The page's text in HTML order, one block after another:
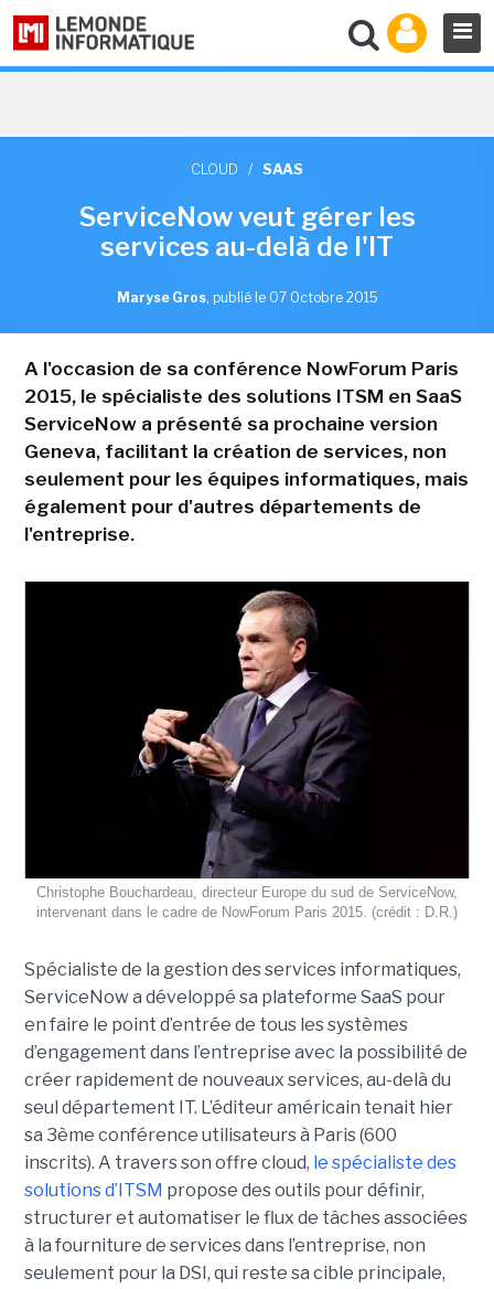
CLOUD / SAAS
ServiceNow veut gérer les
services au-delà de l'IT
Maryse Gros, publié le 07 Octobre 2015
A l'occasion de sa conférence NowForum Paris
2015, le spécialiste des solutions ITSM en SaaS
ServiceNow a présenté sa prochaine version
Geneva, facilitant la création de services, non
seulement pour les équipes informatiques, mais
également pour d'autres départements de
l'entreprise.
Christophe Bouchardeau, directeur Europe du sud de ServiceNow,
intervenant dans le cadre de NowForum Paris 2015. (crédit : D.R.)
Spécialiste de la gestion des services informatiques,
ServiceNow a développé sa plateforme SaaS pour
en faire le point d’entrée de tous les systèmes
d’engagement dans l’entreprise avec la possibilité de
créer rapidement de nouveaux services, au-delà du
seul département IT. L’éditeur américain tenait hier
sa 3ème conférence utilisateurs à Paris (600
inscrits). A travers son offre cloud, le spécialiste des
solutions d’ITSM propose des outils pour définir,
structurer et automatiser le flux de tâches associées
à la fourniture de services dans l’entreprise, non
seulement pour la DSI, qui reste sa cible principale,